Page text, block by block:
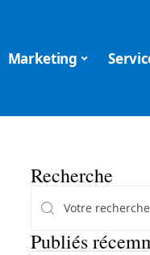
Marketing
Recherche
Publiés